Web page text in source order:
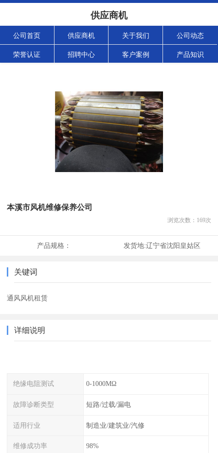
供应商机
公司首页 供应商机 关于我们 公司动态
荣誉认证 招聘中心 客户案例 产品知识
本溪市风机维修保养公司
浏览次数： 169次
产品规格： 发货地:辽宁省沈阳皇姑区
关键词
通风风机租赁
详细说明
绝缘电阻测试 0-1000MΩ
故障诊断类型 短路/过载/漏电
适用行业 制造业/建筑业/汽修
维修成功率 98%